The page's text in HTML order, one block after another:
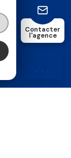
Contacter
l'agence